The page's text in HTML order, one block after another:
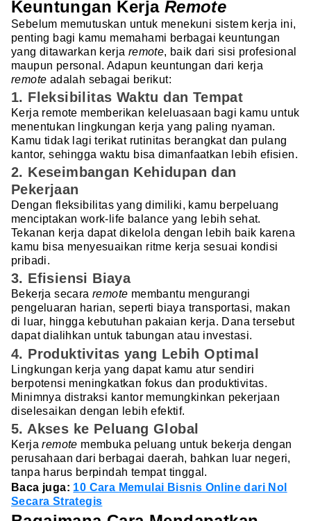
Keuntungan Kerja Remote
Sebelum memutuskan untuk menekuni sistem kerja ini,
penting bagi kamu memahami berbagai keuntungan
yang ditawarkan kerja remote, baik dari sisi profesional
maupun personal. Adapun keuntungan dari kerja
remote adalah sebagai berikut:
1. Fleksibilitas Waktu dan Tempat
Kerja remote memberikan keleluasaan bagi kamu untuk
menentukan lingkungan kerja yang paling nyaman.
Kamu tidak lagi terikat rutinitas berangkat dan pulang
kantor, sehingga waktu bisa dimanfaatkan lebih efisien.
2. Keseimbangan Kehidupan dan
Pekerjaan
Dengan fleksibilitas yang dimiliki, kamu berpeluang
menciptakan work-life balance yang lebih sehat.
Tekanan kerja dapat dikelola dengan lebih baik karena
kamu bisa menyesuaikan ritme kerja sesuai kondisi
pribadi.
3. Efisiensi Biaya
Bekerja secara remote membantu mengurangi
pengeluaran harian, seperti biaya transportasi, makan
di luar, hingga kebutuhan pakaian kerja. Dana tersebut
dapat dialihkan untuk tabungan atau investasi.
4. Produktivitas yang Lebih Optimal
Lingkungan kerja yang dapat kamu atur sendiri
berpotensi meningkatkan fokus dan produktivitas.
Minimnya distraksi kantor memungkinkan pekerjaan
diselesaikan dengan lebih efektif.
5. Akses ke Peluang Global
Kerjaremote membuka peluang untuk bekerja dengan
perusahaan dari berbagai daerah, bahkan luar negeri,
tanpa harus berpindah tempat tinggal.
Baca juga: 10 Cara Memulai Bisnis Online dari Nol
Secara Strategis